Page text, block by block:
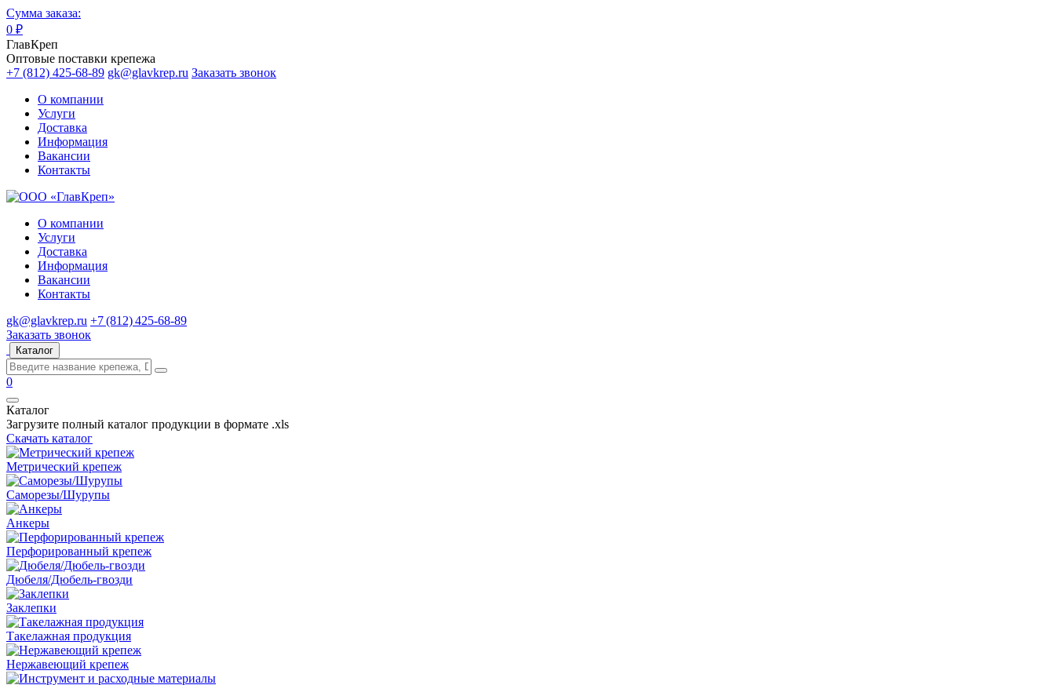
Сумма заказа:
0 ₽
ГлавКреп
Оптовые поставки крепежа
+7 (812) 425-68-89 gk@glavkrep.ru Заказать звонок
О компании
Услуги
Доставка
Информация
Вакансии
Контакты
О компании
Услуги
Доставка
Информация
Вакансии
Контакты
gk@glavkrep.ru +7 (812) 425-68-89
Заказать звонок
Каталог
0
Каталог
Загрузите полный каталог продукции в формате .xls
Скачать каталог
Метрический крепеж
Саморезы/Шурупы
Анкеры
Перфорированный крепеж
Дюбеля/Дюбель-гвозди
Заклепки
Такелажная продукция
Нержавеющий крепеж